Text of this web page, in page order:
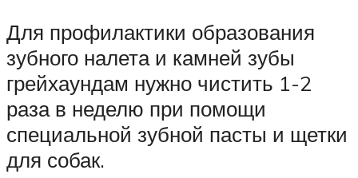
Для профилактики образования
зубного налета и камней зубы
грейхаундам нужно чистить 1-2
раза в неделю при помощи
специальной зубной пасты и щетки
для собак.